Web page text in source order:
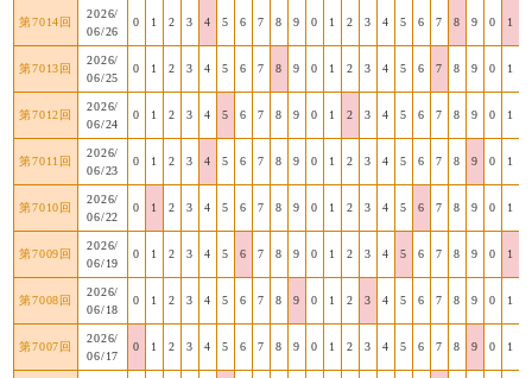
第7014回
2026/
06/26
0 1 2 3 4 5 6 7 8 9 0 1 2 3 4 5 6 7 8 9 0 1
第7013回
2026/
06/25
0 1 2 3 4 5 6 7 8 9 0 1 2 3 4 5 6 7 8 9 0 1
第7012回
2026/
06/24
0 1 2 3 4 5 6 7 8 9 0 1 2 3 4 5 6 7 8 9 0 1
第7011回
2026/
06/23
0 1 2 3 4 5 6 7 8 9 0 1 2 3 4 5 6 7 8 9 0 1
第7010回
2026/
06/22
0 1 2 3 4 5 6 7 8 9 0 1 2 3 4 5 6 7 8 9 0 1
第7009回
2026/
06/19
0 1 2 3 4 5 6 7 8 9 0 1 2 3 4 5 6 7 8 9 0 1
第7008回
2026/
06/18
0 1 2 3 4 5 6 7 8 9 0 1 2 3 4 5 6 7 8 9 0 1
第7007回
2026/
06/17
0 1 2 3 4 5 6 7 8 9 0 1 2 3 4 5 6 7 8 9 0 1